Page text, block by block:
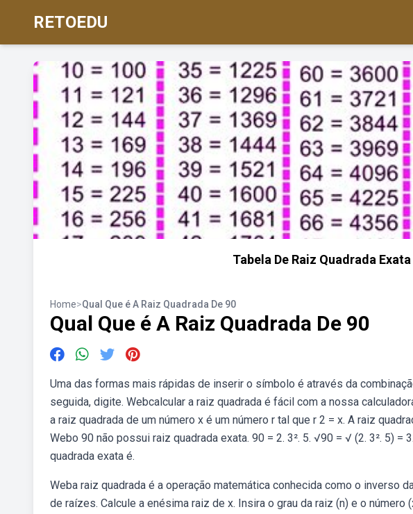
RETOEDU
Tabela De Raiz Quadrada Exata
Home>Qual Que é A Raiz Quadrada De 90
Qual Que é A Raiz Quadrada De 90
Uma das formas mais rápidas de inserir o símbolo é através da
seguida, digite. Webcalcular a raiz quadrada é fácil com a nossa
a raiz quadrada de um número x é um número r tal que r 2 = x. A raiz
Webo 90 não possui raiz quadrada exata. 90 = 2. 3². 5. √90 = √ (2. 3². 5) =
quadrada exata é.
Weba raiz quadrada é a operação matemática conhecida como o inverso
de raízes. Calcule a enésima raiz de x. Insira o grau da raiz (n) e o